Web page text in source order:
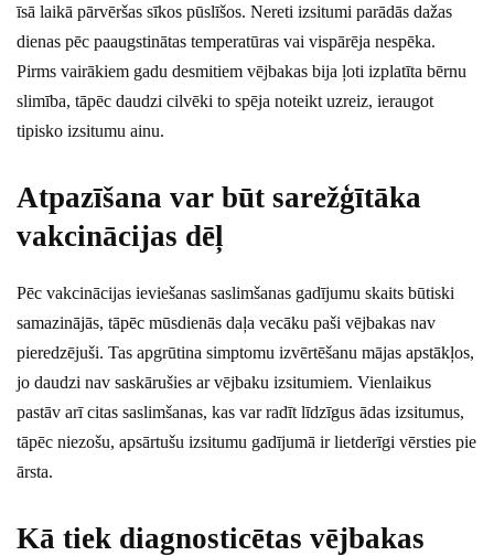
īsā laikā pārvēršas sīkos pūslīšos. Nereti izsitumi parādās dažas
dienas pēc paaugstinātas temperatūras vai vispārēja nespēka.
Pirms vairākiem gadu desmitiem vējbakas bija ļoti izplatīta bērnu
slimība, tāpēc daudzi cilvēki to spēja noteikt uzreiz, ieraugot
tipisko izsitumu ainu.
Atpazīšana var būt sarežģītāka
vakcinācijas dēļ
Pēc vakcinācijas ieviešanas saslimšanas gadījumu skaits būtiski
samazinājās, tāpēc mūsdienās daļa vecāku paši vējbakas nav
pieredzējuši. Tas apgrūtina simptomu izvērtēšanu mājas apstākļos,
jo daudzi nav saskārušies ar vējbaku izsitumiem. Vienlaikus
pastāv arī citas saslimšanas, kas var radīt līdzīgus ādas izsitumus,
tāpēc niezošu, apsārtušu izsitumu gadījumā ir lietderīgi vērsties pie
ārsta.
Kā tiek diagnosticētas vējbakas